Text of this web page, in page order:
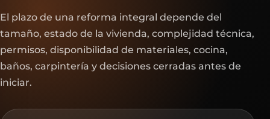
El plazo de una reforma integral depende del
tamaño, estado de la vivienda, complejidad técnica,
permisos, disponibilidad de materiales, cocina,
baños, carpintería y decisiones cerradas antes de
iniciar.